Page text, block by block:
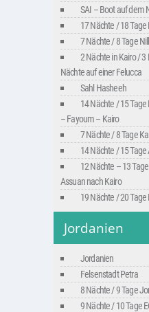
SAI – Boot auf dem
17 Nächte / 18 Tage
7 Nächte / 8 Tage
2 Nächte in Kairo /
Nächte auf einer Felucca
Sahl Hasheeh
14 Nächte / 15
– Fayoum – Kairo
7 Nächte / 8 Tage
14 Nächte / 15
12 Nächte – 13
Assuan nach Kairo
19 Nächte / 20
Jordanien
Jordanien
Felsenstadt Petra
8 Nächte / 9 Tage
9 Nächte / 10 Tage